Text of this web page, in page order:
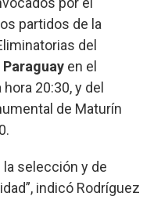
partidos de la
del
Paraguay en el
20:30, y del
de Maturín
selección y de
indicó Rodríguez